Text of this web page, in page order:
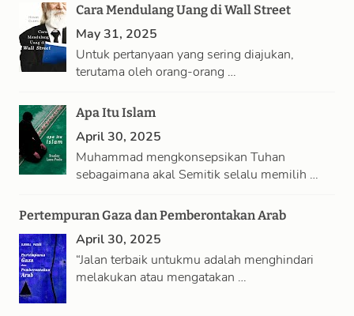
Cara Mendulang Uang di Wall Street
May 31, 2025
Untuk pertanyaan yang sering diajukan,
terutama oleh orang-orang …
Apa Itu Islam
April 30, 2025
Muhammad mengkonsepsikan Tuhan
sebagaimana akal Semitik selalu memilih …
Pertempuran Gaza dan Pemberontakan Arab
April 30, 2025
“Jalan terbaik untukmu adalah menghindari
melakukan atau mengatakan …